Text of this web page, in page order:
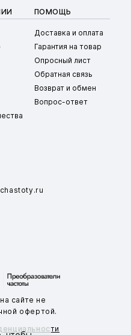
ПОМОЩЬ
Доставка и оплата
Гарантия на товар
Опросный лист
Обратная связь
Возврат и обмен
Вопрос-ответ
сайте не
офертой.